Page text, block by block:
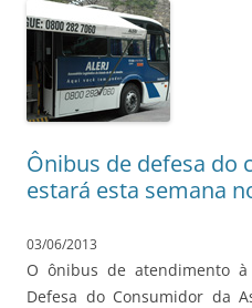
Ônibus de defesa do
estará esta semana
03/06/2013
O ônibus de atendimento
Defesa do Consumidor da